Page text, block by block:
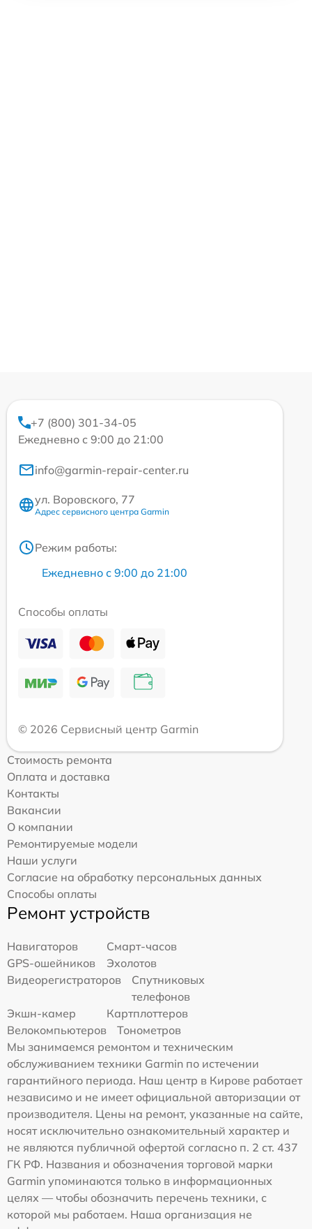
+7 (800) 301-34-05
Ежедневно с 9:00 до 21:00
info@garmin-repair-center.ru
ул. Воровского, 77
Адрес сервисного центра Garmin
Режим работы:
Ежедневно с 9:00 до 21:00
Способы оплаты
© 2026 Сервисный центр Garmin
Стоимость ремонта
Оплата и доставка
Контакты
Вакансии
О компании
Ремонтируемые модели
Наши услуги
Согласие на обработку персональных данных
Способы оплаты
Ремонт устройств
Навигаторов
Смарт-часов
GPS-ошейников
Эхолотов
Видеорегистраторов
Спутниковых
телефонов
Экшн-камер
Картплоттеров
Велокомпьютеров
Тонометров
Мы занимаемся ремонтом и техническим
обслуживанием техники Garmin по истечении
гарантийного периода. Наш центр в Кирове работает
независимо и не имеет официальной авторизации от
производителя. Цены на ремонт, указанные на сайте,
носят исключительно ознакомительный характер и
не являются публичной офертой согласно п. 2 ст. 437
ГК РФ. Названия и обозначения торговой марки
Garmin упоминаются только в информационных
целях — чтобы обозначить перечень техники, с
которой мы работаем. Наша организация не